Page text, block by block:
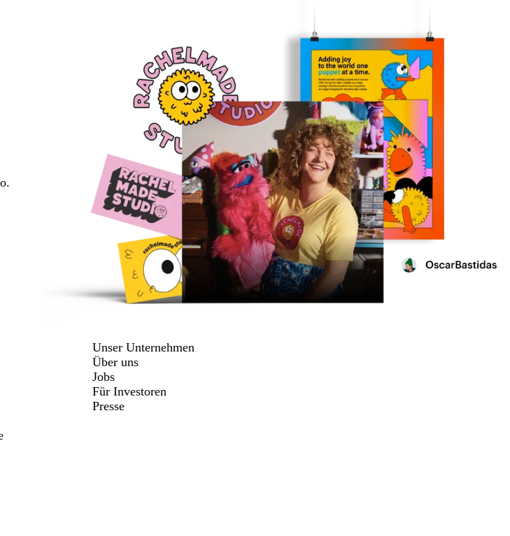
Unser Unternehmen
Über uns
Jobs
Für Investoren
Presse